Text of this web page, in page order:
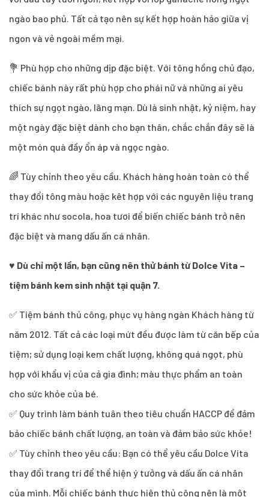
ngào bao phủ. Tất cả tạo nên sự kết hợp hoàn hảo giữa vị
ngon và vẻ ngoài mềm mại.
💐 Phù hợp cho những dịp đặc biệt. Với tông hồng chủ đạo,
chiếc bánh này rất phù hợp cho phái nữ và những ai yêu
thích sự ngọt ngào, lãng mạn. Dù là sinh nhật, kỷ niệm, hay
một ngày đặc biệt dành cho bạn thân, chắc chắn đây sẽ là
một món quà đầy ổn áp và ngọc ngào.
🌈 Tùy chỉnh theo yêu cầu. Khách hàng hoàn toàn có thể
thay đổi tông màu hoặc kêt hợp với các nguyên liệu trang
trí khác như socola, hoa tươi để biến chiếc bánh trở nên
đặc biệt và mang dấu ấn cá nhân.
♥ Dù chỉ một lần, bạn cũng nên thử bánh từ Dolce Vita –
tiệm bánh kem sinh nhật tại quận 7.
✅ Tiệm bánh thủ công, phục vụ hàng ngàn Khách hàng từ
năm 2012. Tất cả các loại mứt đều được làm từ căn bếp của
tiệm; sử dụng loại kem chất lượng, không quá ngọt, phù
hợp với khẩu vị của cả gia đình; màu thực phẩm an toàn
cho sức khỏe của bé.
✅ Quy trình làm bánh tuân theo tiêu chuẩn HACCP để đảm
bảo chiếc bánh chất lượng, an toàn và đảm bảo sức khỏe!
✅ Tùy chỉnh theo yêu cầu: Bạn có thể yêu cầu Dolce Vita
thay đổi trang trí để thể hiện ý tưởng và dấu ấn cá nhân
của mình. Mỗi chiếc bánh thực hiện thủ công nên là một